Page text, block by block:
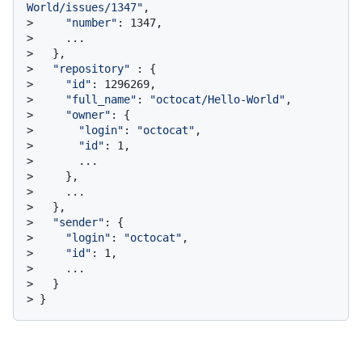
World/issues/1347" ,
>
"number" : 1347,
>
    ...
>
  },
>
"repository" : {
>
"id" : 1296269,
>
"full_name" : "octocat/Hello-World" ,
>
"owner" : {
>
"login" : "octocat" ,
>
"id" : 1,
>
      ...
>
    },
>
    ...
>
  },
>
"sender" : {
>
"login" : "octocat" ,
>
"id" : 1,
>
    ...
>
  }
> }